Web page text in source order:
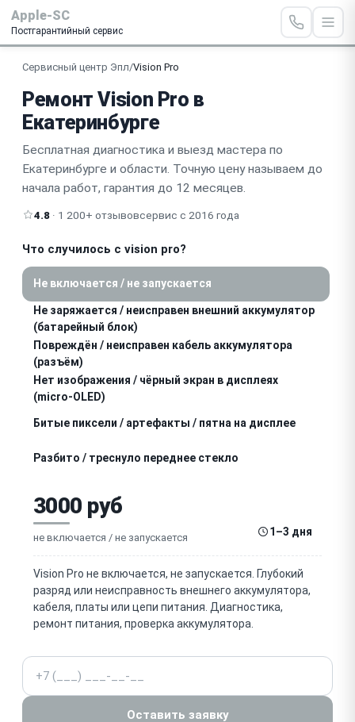
Apple-SC
Постгарантийный сервис
Сервисный центр Эпл/Vision Pro
Ремонт Vision Pro в
Екатеринбурге
Бесплатная диагностика и выезд мастера по
Екатеринбурге и области. Точную цену называем до
начала работ, гарантия до 12 месяцев.
4.8 · 1 200+ отзывовсервис с 2016 года
Что случилось с vision pro?
Не включается / не запускается
Не заряжается / неисправен внешний аккумулятор
(батарейный блок)
Повреждён / неисправен кабель аккумулятора
(разъём)
Нет изображения / чёрный экран в дисплеях
(micro-OLED)
Битые пиксели / артефакты / пятна на дисплее
Разбито / треснуло переднее стекло
Не работает отслеживание глаз (eye tracking) /
сбой калибровки
Не работает passthrough / камеры (нет видео
окружения)
Не работает отслеживание рук / жесты (камеры,
датчики)
Не работают / хрипят динамики (audio straps)
3000 руб
не включается / не запускается 1–3 дня
Vision Pro не включается, не запускается. Глубокий
разряд или неисправность внешнего аккумулятора,
кабеля, платы или цепи питания. Диагностика,
ремонт питания, проверка аккумулятора.
Телефон
Оставить заявку